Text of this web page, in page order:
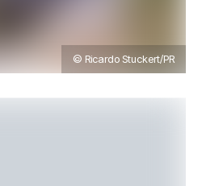
© Ricardo Stuckert/PR